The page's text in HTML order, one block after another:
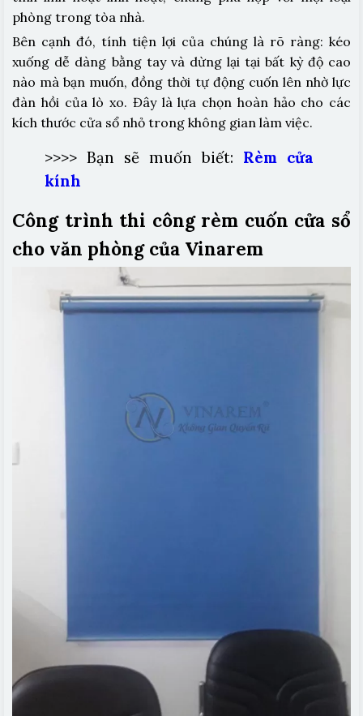
phòng trong tòa nhà.
Bên cạnh đó, tính tiện lợi của chúng là rõ ràng: kéo
xuống dễ dàng bằng tay và dừng lại tại bất kỳ độ cao
nào mà bạn muốn, đồng thời tự động cuốn lên nhờ lực
đàn hồi của lò xo. Đây là lựa chọn hoàn hảo cho các
kích thước cửa sổ nhỏ trong không gian làm việc.
>>>> Bạn sẽ muốn biết: Rèm cửa
kính
Công trình thi công rèm cuốn cửa sổ
cho văn phòng của Vinarem